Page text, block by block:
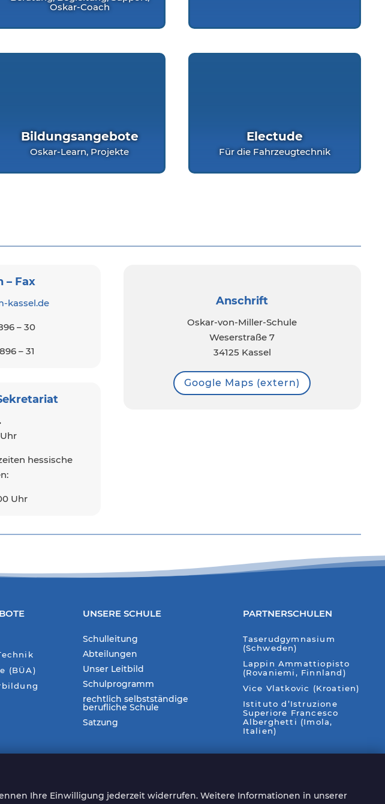
Oskar-Coach
Bildungsangebote
Oskar-Learn, Projekte
Electude
Für die Fahrzeugtechnik
– Fax
kassel.de
– 30
– 31
hessische
Uhr
Anschrift
Oskar-von-Miller-Schule
Weserstraße 7
34125 Kassel
Google Maps (extern)
(BÜA)
UNSERE SCHULE
Schulleitung
Abteilungen
Unser Leitbild
Schulprogramm
rechtlich selbstständige
berufliche Schule
Satzung
PARTNERSCHULEN
Taserudgymnasium
(Schweden)
Lappin Ammattiopisto
(Rovaniemi, Finnland)
Vice Vlatkovic (Kroatien)
Istituto d’Istruzione
Superiore Francesco
Alberghetti (Imola,
Italien)
Bildgeneratoren (DallE,
Ihre Einwilligung jederzeit widerrufen. Weitere Informationen in unserer